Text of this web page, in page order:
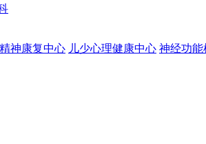
精神康复中心 儿少心理健康中心 神经功能